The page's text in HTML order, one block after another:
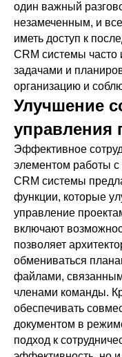
один важный
незамеченным, и
иметь доступ к
CRM системы
задачами и
организацию и
Улучшение
управления
Эффективное
элементом работы с
CRM системы
функции, которые
управление
включают
позволяет
обмениваться
файлами,
членами команды.
обеспечивать
документом в
подход к